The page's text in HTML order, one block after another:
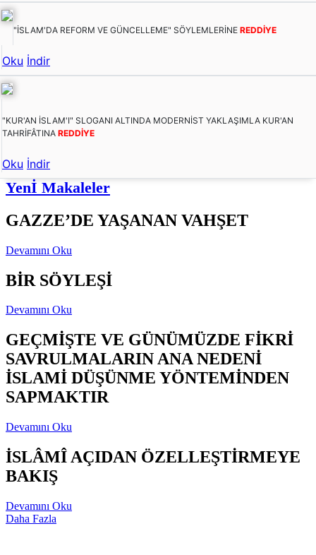
"İSLAM'DA REFORM VE GÜNCELLEME" SÖYLEMLERİNE REDDİYE
Oku İndir
"KUR'AN İSLAM'I" SLOGANI ALTINDA MODERNİST YAKLAŞIMLA KUR'AN
TAHRİFÂTINA REDDİYE
Oku İndir
Yenİ Makaleler
GAZZE’DE YAŞANAN VAHŞET
Devamını Oku
BİR SÖYLEŞİ
Devamını Oku
GEÇMİŞTE VE GÜNÜMÜZDE FİKRİ
SAVRULMALARIN ANA NEDENİ
İSLAMİ DÜŞÜNME YÖNTEMİNDEN
SAPMAKTIR
Devamını Oku
İSLÂMÎ AÇIDAN ÖZELLEŞTİRMEYE
BAKIŞ
Devamını Oku
Daha Fazla